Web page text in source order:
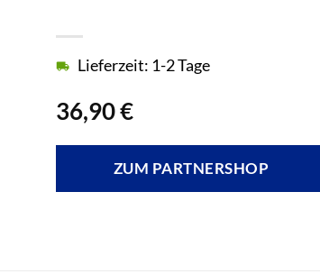
36,90€
Lieferzeit: 1-2 Tage
ZUM PARTNERSHOP